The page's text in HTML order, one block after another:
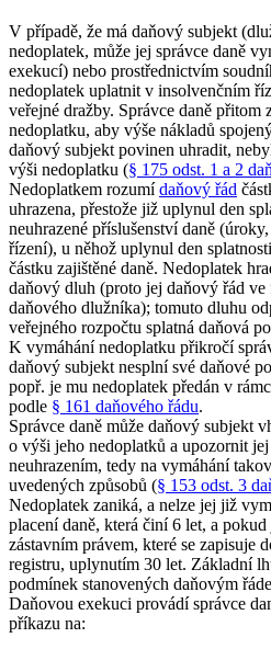
V případě, že má daňový subjekt
nedoplatek, může jej správce daně
exekucí) nebo prostřednictvím
nedoplatek uplatnit v insolvenčním
veřejné dražby. Správce daně
nedoplatku, aby výše nákladů
daňový subjekt povinen uhradit,
výši nedoplatku (§ 175 odst. 1 a 2
Nedoplatkem rozumídaňový řád
uhrazena, přestože již uplynul den
neuhrazené příslušenství daně
řízení), u něhož uplynul den
částku zajištěné daně. Nedoplatek
daňový dluh (proto jej daňový řád
daňového dlužníka); tomuto dluhu
veřejného rozpočtu splatná daňová
K vymáhání nedoplatku přikročí
daňový subjekt nesplní své daňové
popř. je mu nedoplatek předán v
podle § 161 daňového řádu.
Správce daně může daňový subjekt
o výši jeho nedoplatků a upozornit
neuhrazením, tedy na vymáhání
uvedených způsobů (§ 153 odst. 3
Nedoplatek zaniká, a nelze jej již
placení daně, která činí 6 let, a
zástavním právem, které se zapisuje
registru, uplynutím 30 let. Základní
podmínek stanovených daňovým
Daňovou exekuci provádí správce
příkazu na: